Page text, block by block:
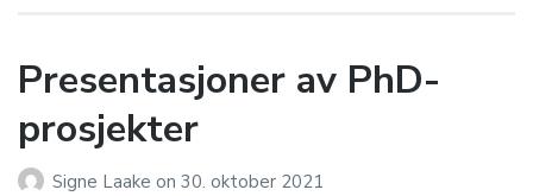
Presentasjoner av PhD-
prosjekter
Signe Laake on 30. oktober 2021